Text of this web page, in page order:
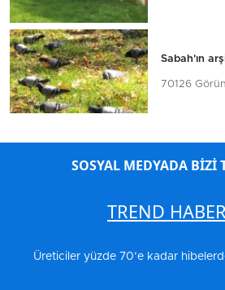
Sabah'ın
70126
SOSYAL MEDYADA BİZİ
TREND
Üreticiler yüzde 70’e kadar